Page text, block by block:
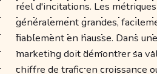
réel d'incitations. Les
généralement grandes,
fiablement en hausse. Dans
marketing doit démontrer sa
chiffre de trafic en croissance